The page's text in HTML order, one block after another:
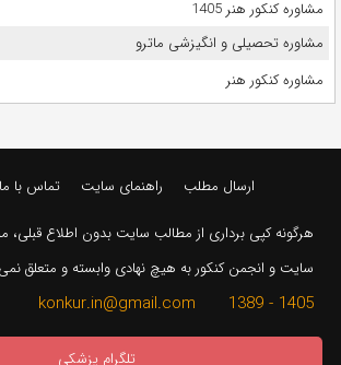
مشاوره کنکور هنر 1405
مشاوره تحصیلی و انگیزشی ماترو
مشاوره کنکور هنر
ارسال مطلب راهنمای سایت تماس با ما
هرگونه کپی برداری از مطالب سایت بدون اطلاع قبلی،
سایت و انجمن کنکور به هیچ نهادی وابسته و متعلق
1405 - 1389 konkur.in@gmail.com
تلگرام پزشکی